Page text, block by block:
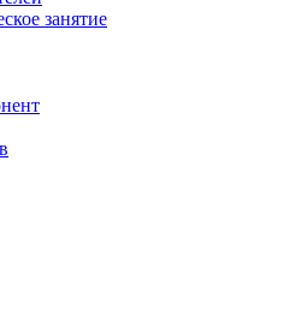
занятие